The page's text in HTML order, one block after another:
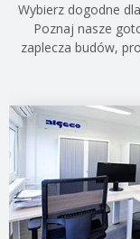
Wybierz dogodne
Poznaj nasze
zaplecza budów,